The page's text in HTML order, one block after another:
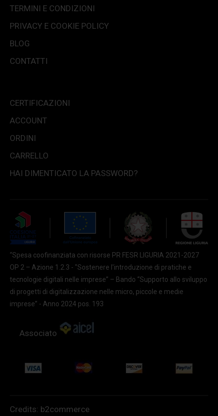
TERMINI E CONDIZIONI
PRIVACY E COOKIE POLICY
BLOG
CONTATTI
CERTIFICAZIONI
ACCOUNT
ORDINI
CARRELLO
HAI DIMENTICATO LA PASSWORD?
“Spesa coofinanziata con risorse PR FESR LIGURIA 2021-2027
OP 2 – Azione 1.2.3 - "Sostenere l'introduzione di pratiche e
tecnologie digitali nelle imprese” – Bando “Supporto allo sviluppo
di progetti di digitalizzazione nelle micro, piccole e medie
imprese” - Anno 2024 pos. 193
Associato
Credits: b2commerce